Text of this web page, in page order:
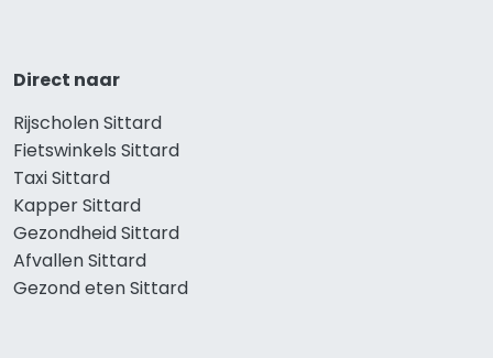
Direct naar
Rijscholen Sittard
Fietswinkels Sittard
Taxi Sittard
Kapper Sittard
Gezondheid Sittard
Afvallen Sittard
Gezond eten Sittard